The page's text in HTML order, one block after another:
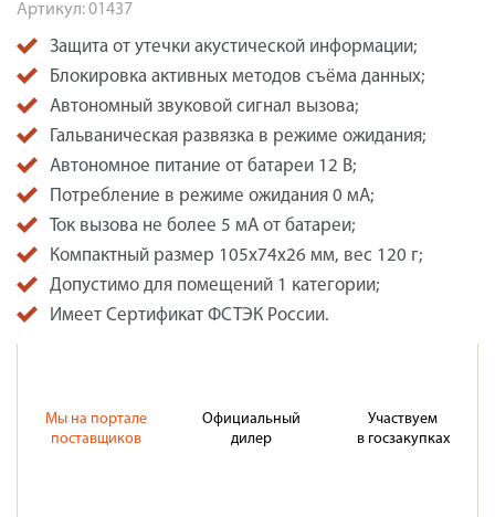
Артикул:01437
Защита от утечки акустической информации;
Блокировка активных методов съёма данных;
Автономный звуковой сигнал вызова;
Гальваническая развязка в режиме ожидания;
Автономное питание от батареи 12 В;
Потребление в режиме ожидания 0 мА;
Ток вызова не более 5 мА от батареи;
Компактный размер 105х74х26 мм, вес 120 г;
Допустимо для помещений 1 категории;
Имеет Сертификат ФСТЭК России.
Мы на портале
поставщиков
Официальный
дилер
Участвуем
в госзакупках